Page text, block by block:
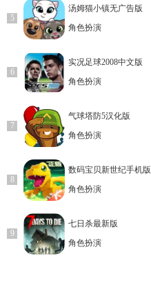
汤姆猫小镇无广告版
角色扮演
实况足球2008中文版
角色扮演
气球塔防5汉化版
角色扮演
数码宝贝新世纪手机版
角色扮演
七日杀最新版
角色扮演